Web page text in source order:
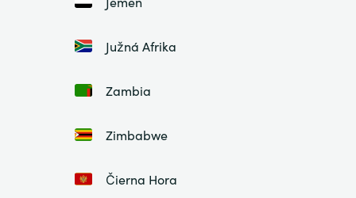
Južná Afrika
Zambia
Zimbabwe
Čierna Hora